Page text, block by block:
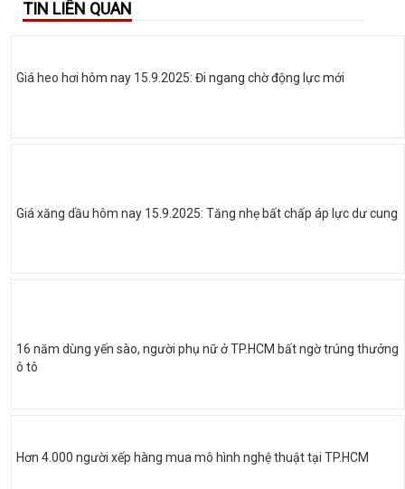
TIN LIÊN QUAN
Giá heo hơi hôm nay 15.9.2025: Đi ngang chờ động lực mới
Giá xăng dầu hôm nay 15.9.2025: Tăng nhẹ bất chấp áp lực dư cung
16 năm dùng yến sào, người phụ nữ ở TP.HCM bất ngờ trúng thưởng
ô tô
Hơn 4.000 người xếp hàng mua mô hình nghệ thuật tại TP.HCM